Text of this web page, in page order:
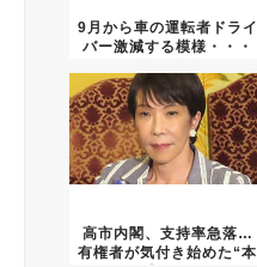
9月から車の運転者ドライ
バー激減する模様・・・
高市内閣、支持率急落…
有権者が気付き始めた“本